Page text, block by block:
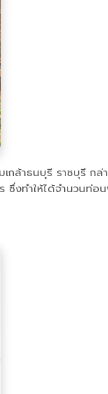
กล้าธนบุรี ราชบุรี ก
ซึ่งทำให้ได้จำนวนท่